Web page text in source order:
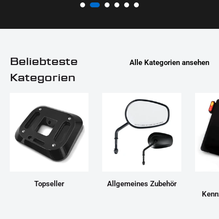
Beliebteste
Kategorien
Alle Kategorien ansehen
Topseller
Allgemeines Zubehör